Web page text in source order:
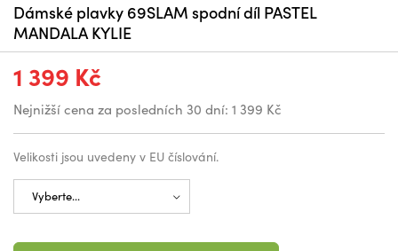
Dámské plavky 69SLAM spodní díl PASTEL
MANDALA KYLIE
1 399 Kč
Nejnižší cena za posledních 30 dní: 1 399 Kč
Velikosti jsou uvedeny v EU číslování.